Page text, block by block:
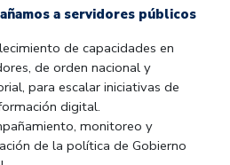
a servidores públicos
de capacidades en
de orden nacional y
para escalar iniciativas de
digital.
monitoreo y
de la política de Gobierno